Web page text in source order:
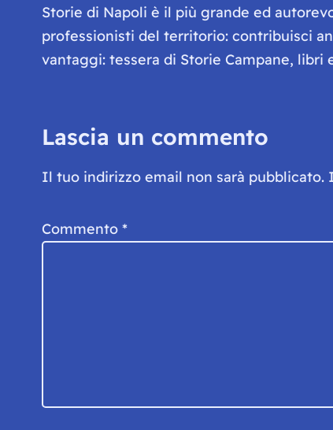
Storie di Napoli è il più grande ed
professionisti del territorio: contribuisci
vantaggi: tessera di Storie Campane,
Lascia un commento
Il tuo indirizzo email non sarà pubblicato.
Commento *